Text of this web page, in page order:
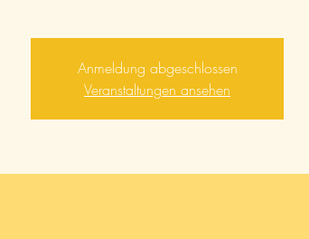
Anmeldung abgeschlossen
Veranstaltungen ansehen